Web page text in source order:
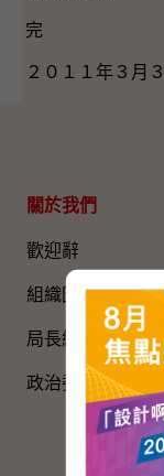
完
２０１１年３月
關於我們
歡迎辭
組織圖​
局長網誌
政治委任官員的申